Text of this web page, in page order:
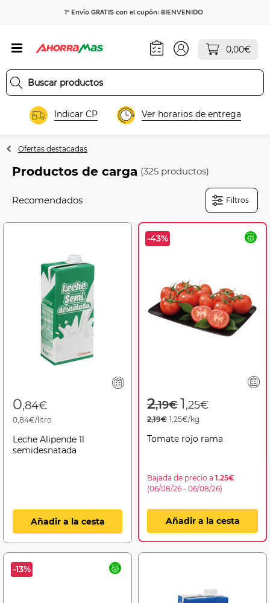
1º Envío GRATIS con el cupón: BIENVENIDO
0,00€
Indicar CP Ver horarios de entrega
Ofertas destacadas
Productos de carga (325 productos)
Filtros
0,84€
0,84€/litro
Leche Alipende 1l
semidesnatada
Añadir a la cesta
-43%
Price reduced
2,19€to
1,25€
2,19€ 1,25€/kg
Tomate rojo rama
Bajada de precio a 1.25€
(06/08/26 - 06/08/26)
Añadir a la cesta
-13%